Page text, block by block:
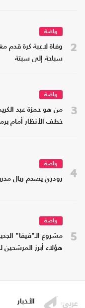
2
رياضة
وفاة لاعبة كرة قدم
سباحة إلى سبتة
3
رياضة
من هو حمزة عبد
خطف الأنظار أمام
4
رياضة
رودري يصدم ريال
5
رياضة
مشروع الـ"فيفا"
هؤلاء أبرز المرشحين
الأخبار